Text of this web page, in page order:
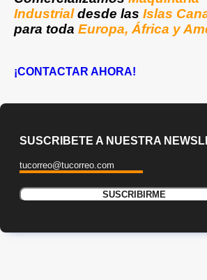
Industrialdesde las Islas
para toda Europa, África y
¡CONTACTAR AHORA!
SUSCRIBETE A NUESTRA